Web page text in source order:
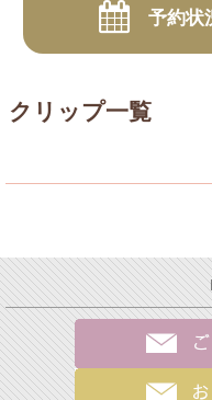
予約状
クリップ一覧